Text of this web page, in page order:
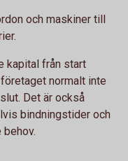
och maskiner till
kapital från start
normalt inte
Det är också
bindningstider och